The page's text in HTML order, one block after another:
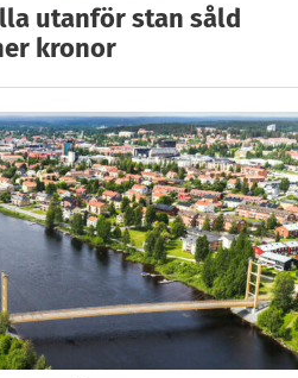
utanför stan såld
kronor